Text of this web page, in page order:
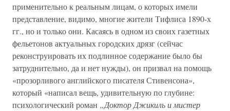
применительно к реальным лицам, о которых имели
представление, видимо, многие жители Тифлиса 1890-х
гг., но и только они. Касаясь в одном из своих газетных
фельетонов актуальных городских дрязг (сейчас
реконструировать их подлинное содержание было бы
затруднительно, да и нет нужды), он призвал на помощь
«прозорливого английского писателя Стивенсона»,
который «написал вещь, удивительную по глубине:
психологический роман „Доктор Джикиль и мистер